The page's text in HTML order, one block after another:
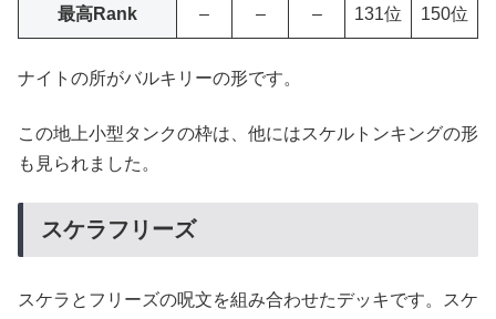
最高Rank – – – 131位 150位
ナイトの所がバルキリーの形です。
この地上小型タンクの枠は、他にはスケルトンキングの形
も見られました。
スケラフリーズ
スケラとフリーズの呪文を組み合わせたデッキです。スケ